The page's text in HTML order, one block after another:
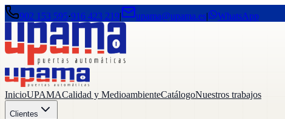
902 153 595·916 423 219| upama@upama.es| WhatsApp
InicioUPAMACalidad y MedioambienteCatálogoNuestros trabajos
Clientes